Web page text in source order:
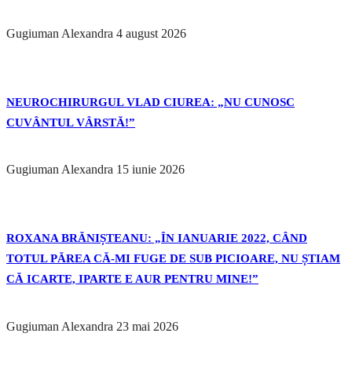
Gugiuman Alexandra 4 august 2026
NEUROCHIRURGUL VLAD CIUREA: „NU CUNOSC
CUVÂNTUL VÂRSTĂ!”
Gugiuman Alexandra 15 iunie 2026
ROXANA BRĂNIȘTEANU: „ÎN IANUARIE 2022, CÂND
TOTUL PĂREA CĂ-MI FUGE DE SUB PICIOARE, NU ȘTIAM
CĂ ICARTE, IPARTE E AUR PENTRU MINE!”
Gugiuman Alexandra 23 mai 2026